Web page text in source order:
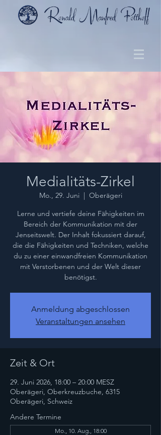
Medialitäts-Zirkel
Mo., 29. Juni
  |
Oberägeri
Lerne und vertiefe deine Fähigkeiten im
Bereich der Kommunikation mit der
Jenseitswelt. Der Inhalt fokussiert darauf,
die die Fähigkeiten und Techniken, welche
du zu einer einwandfreien Kommunikation
mit Verstorbenen und der Welt dieser
benötigst.
Anmeldung abgeschlossen
Veranstaltungen ansehen
Zeit & Ort
29. Juni 2026, 18:00 – 20:00 MESZ
Oberägeri, Oberkreuzbuche, 6315
Oberägeri, Schweiz
Andere Termine
Mo., 10. Aug., 18:00